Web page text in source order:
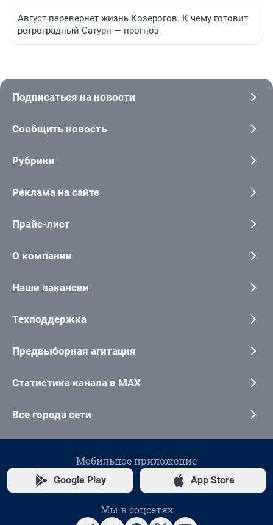
Август перевернет жизнь Козерогов. К чему готовит
ретроградный Сатурн — прогноз
Подписаться на новости
Сообщить новость
Рубрики
Реклама на сайте
Прайс-лист
О компании
Наши вакансии
Техподдержка
Предвыборная агитация
Статистика канала в MAX
Все города сети
Мобильное приложение
Google Play App Store
Мы в соцсетях